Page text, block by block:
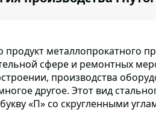
продукт металлопрокатного
сфере и ремонтных
производства
другое. Этот вид
«П» со скругленными